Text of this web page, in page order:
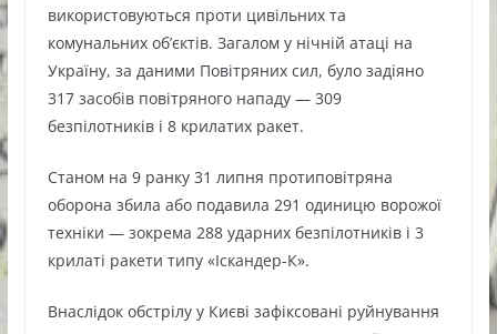
використовуються проти цивільних та
комунальних об’єктів. Загалом у нічній атаці на
Україну, за даними Повітряних сил, було задіяно
317 засобів повітряного нападу — 309
безпілотників і 8 крилатих ракет.
Станом на 9 ранку 31 липня протиповітряна
оборона збила або подавила 291 одиницю ворожої
техніки — зокрема 288 ударних безпілотників і 3
крилаті ракети типу «Іскандер-К».
Внаслідок обстрілу у Києві зафіксовані руйнування